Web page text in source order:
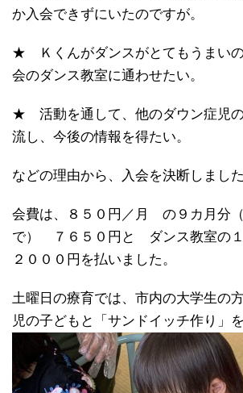
か入会できずにいたのですが。
★ Ｋくんがダンスがとてもうまい
会のダンス教室に通わせたい。
★ 活動を通して、他のダウン症児
流し、今後の情報を得たい。
などの理由から、入会を決断しました
会費は、８５０円／月 の９カ月分
で） ７６５０円と ダンス教室の
２０００円を払いました。
土曜日の療育では、市内の大学生の
児の子どもと「サンドイッチ作り」